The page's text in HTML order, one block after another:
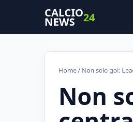
CALCIO
NEWS 24
Home/ Non solo gol:
Non